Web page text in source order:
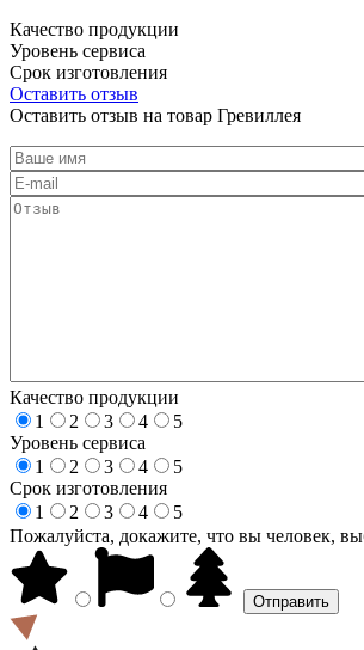
Качество продукции
Уровень сервиса
Срок изготовления
Оставить отзыв
Оставить отзыв на товар Гревиллея
Качество продукции
1
2 3 4
5
Уровень сервиса
1
2 3 4
5
Срок изготовления
1
2 3 4
5
Пожалуйста, докажите, что вы человек,